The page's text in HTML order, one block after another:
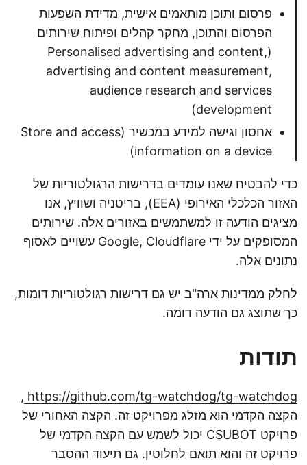
פרסום ותוכן מותאמים אישית, מדידת השפעות
הפרסום והתוכן, מחקר קהלים ופיתוח שירותים
(Personalised advertising and content,
advertising and content measurement,
audience research and services
development)
אחסון וגישה למידע במכשיר (Store and access
information on a device)
כדי להבטיח שאנו עומדים בדרישות הרגולטוריות של
האזור הכלכלי האירופי (EEA), בריטניה ושוויץ, אנו
מציגים הודעה זו למשתמשים באזורים אלה. שירותים
המסופקים על ידי Google, Cloudflare עשויים לאסוף
נתונים אלה.
לחלק ממדינות ארה"ב יש גם דרישות רגולטוריות דומות,
כך שתוצג גם הודעה דומה.
תודות
https://github.com/tg-watchdog/tg-watchdog
,
הקצה הקדמי הוא מזלג מפרויקט זה. הקצה האחורי של
פרויקט CSUBOT יכול לשמש עם הקצה הקדמי של
פרויקט זה והוא תואם לחלוטין. גם תיעוד ההסבר